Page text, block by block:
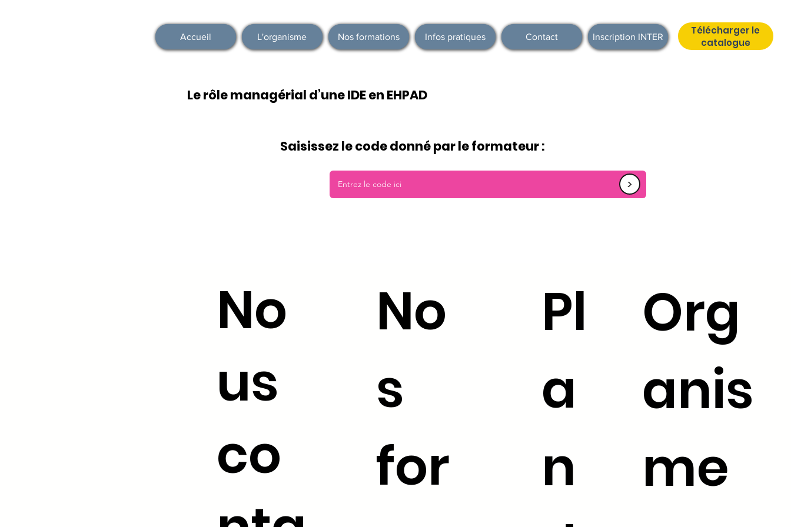
Accueil L'organisme Nos formations Infos pratiques Contact Inscription INTER
Télécharger le
catalogue
Saisissez le code donné par le formateur :
<
Le rôle managérial d’une IDE en EHPAD
No
us
co
Pl
a
n
Org
anis
me
No
s
for